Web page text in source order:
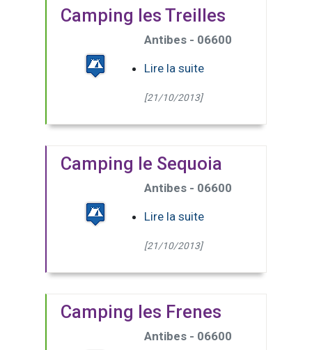
Camping les Treilles
Antibes - 06600
Lire la suite
[21/10/2013]
Camping le Sequoia
Antibes - 06600
Lire la suite
[21/10/2013]
Camping les Frenes
Antibes - 06600